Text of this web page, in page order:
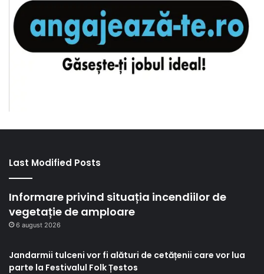
Last Modified Posts
Informare privind situația incendiilor de
vegetație de amploare
6 august 2026
Jandarmii tulceni vor fi alături de cetățenii care vor lua
parte la Festivalul Folk Țestos